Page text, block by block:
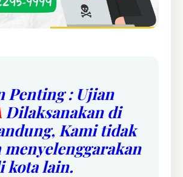
Penting : Ujian
Dilaksanakan di
Kami tidak
menyelenggarakan
kota lain.